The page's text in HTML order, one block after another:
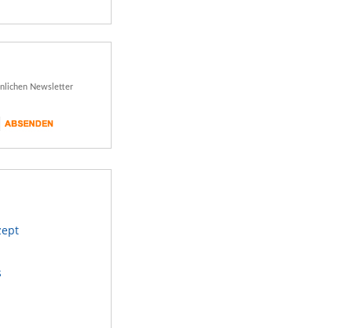
Newsletter